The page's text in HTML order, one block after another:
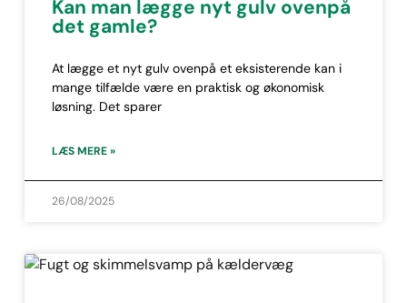
Kan man lægge nyt gulv ovenpå
det gamle?
At lægge et nyt gulv ovenpå et eksisterende kan i
mange tilfælde være en praktisk og økonomisk
løsning. Det sparer
LÆS MERE »
26/08/2025